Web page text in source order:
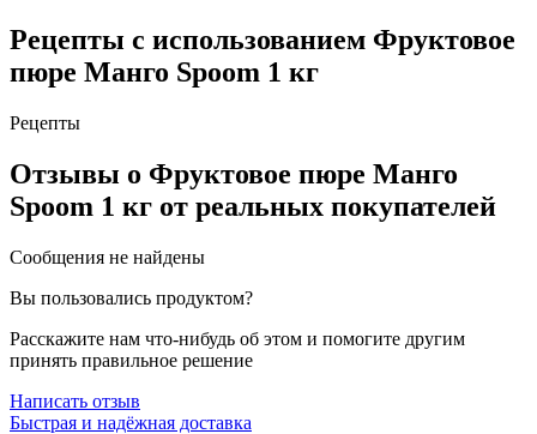
Рецепты с использованием Фруктовое
пюре Манго Spoom 1 кг
Рецепты
Отзывы о Фруктовое пюре Манго
Spoom 1 кг от реальных покупателей
Сообщения не найдены
Вы пользовались продуктом?
Расскажите нам что-нибудь об этом и помогите другим
принять правильное решение
Написать отзыв
Быстрая и надёжная доставка